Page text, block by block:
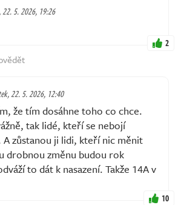
22. 5. 2026, 19:26
2
22. 5. 2026, 12:40
že tím dosáhne toho co chce.
tak lidé, kteří se nebojí
zůstanou ji lidi, kteří nic měnit
drobnou změnu budou rok
to dát k nasazení. Takže 14A v
10